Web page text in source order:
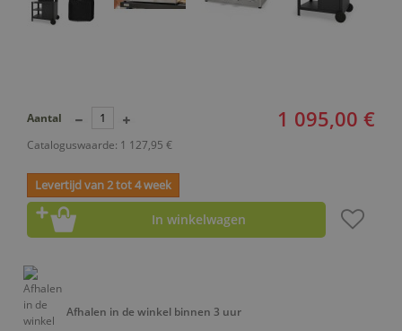
1 095,00 €
Aantal
Cataloguswaarde: 1 127,95 €
Levertijd van 2 tot 4 week
In winkelwagen
Afhalen in de winkel binnen 3 uur